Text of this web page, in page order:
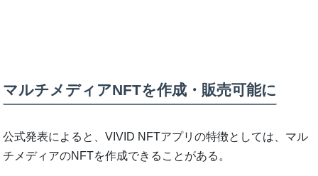
マルチメディアNFTを作成・販売可能に
公式発表によると、VIVID NFTアプリの特徴としては、マル
チメディアのNFTを作成できることがある。